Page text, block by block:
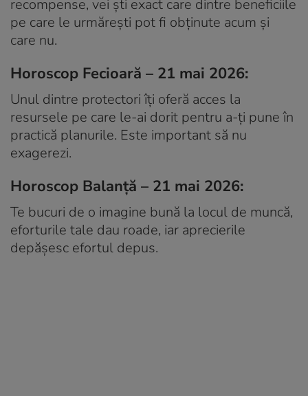
recompense, vei ști exact care dintre beneficiile
pe care le urmărești pot fi obținute acum și
care nu.
Horoscop Fecioară – 21 mai 2026:
Unul dintre protectori îți oferă acces la
resursele pe care le-ai dorit pentru a-ți pune în
practică planurile. Este important să nu
exagerezi.
Horoscop Balanță – 21 mai 2026:
Te bucuri de o imagine bună la locul de muncă,
eforturile tale dau roade, iar aprecierile
depășesc efortul depus.